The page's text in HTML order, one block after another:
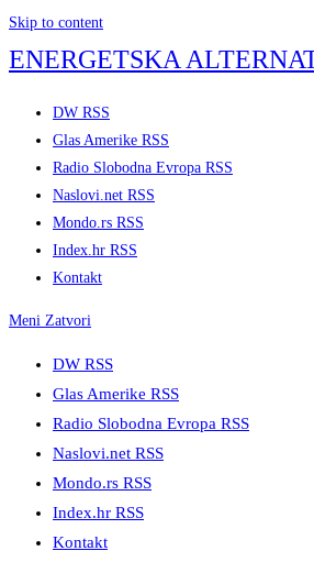
Skip to content
ENERGETSKA
DW RSS
Glas Amerike RSS
Radio Slobodna Evropa RSS
Naslovi.net RSS
Mondo.rs RSS
Index.hr RSS
Kontakt
Meni Zatvori
DW RSS
Glas Amerike RSS
Radio Slobodna Evropa RSS
Naslovi.net RSS
Mondo.rs RSS
Index.hr RSS
Kontakt